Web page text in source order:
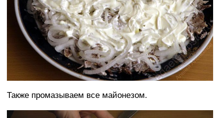
Также промазываем все майонезом.